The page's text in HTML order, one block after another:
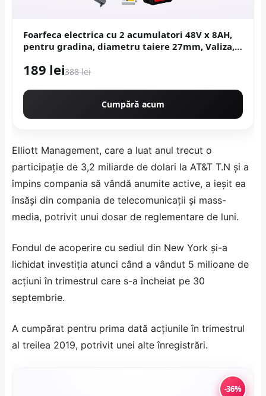
Foarfeca electrica cu 2 acumulatori 48V x 8AH,
pentru gradina, diametru taiere 27mm, Valiza,
189 lei388 lei
Cumpără acum
Elliott Management, care a luat anul trecut o
participație de 3,2 miliarde de dolari la AT&T T.N și a
împins compania să vândă anumite active, a ieșit ea
însăși din compania de telecomunicații și mass-
media, potrivit unui dosar de reglementare de luni.
Fondul de acoperire cu sediul din New York și-a
lichidat investiția atunci când a vândut 5 milioane de
acțiuni în trimestrul care s-a încheiat pe 30
septembrie.
A cumpărat pentru prima dată acțiunile în trimestrul
al treilea 2019, potrivit unei alte înregistrări.
-36%